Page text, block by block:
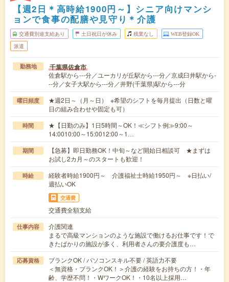
【週2日＊高時給1900円～】シニア向けマンシ
ョンで食事の配膳や見守り＊介護
交通費別途支給あり 土日祝日が休み 残業なし WEB登録OK
派遣
勤務地 千葉県佐倉市
佐倉駅から---分／ユーカリが丘駅から---分／京成臼井駅から-
--分／女子大駅から---分／井野(千葉県)駅から---分
曜日頻度
★週2日～（月～日） ※希望のシフトを毎月提出（日数と曜
日の組み合わせや固定も可）
時間
★【日勤のみ】1日5時間～OK！≪シフト例≫9:00～
14:0010:00～15:0012:00～1…
期間
【急募】即日勤務OK！中旬～など開始日相談可 ★まずは
お試し2カ月～のスタートも歓迎！
時給
経験者時給1900円～ 介護福祉士時給1950円～ ※日払い/
週払いOK
交通費
交通費全額支給
仕事内容
介護関連
まるで高級マンションのような施設で働けるお仕事です！で
きたばかりの施設が多く、利用者さんの要介護度も…
応募資格
ブランクOK / パソコンスキル不要 / 英語力不要
＜無資格・ブランクOK！＞介護の経験をお持ちの方！・年
齢、学歴不問！・WワークOK！・10名以上採用…